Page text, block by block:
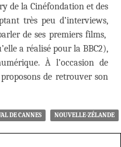
de la Cinéfondation et des
très peu d’interviews,
de ses premiers films,
a réalisé pour la BBC2),
À l’occasion de
de retrouver son
DE CANNES NOUVELLE-ZÉLANDE